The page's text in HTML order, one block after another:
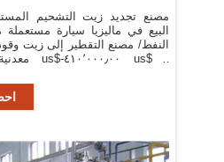
مصنع تجديد زيت التشحيم
البيع في ماليزيا سيارة مستعملة
النفط/ مصنع التقطير إلى زيت